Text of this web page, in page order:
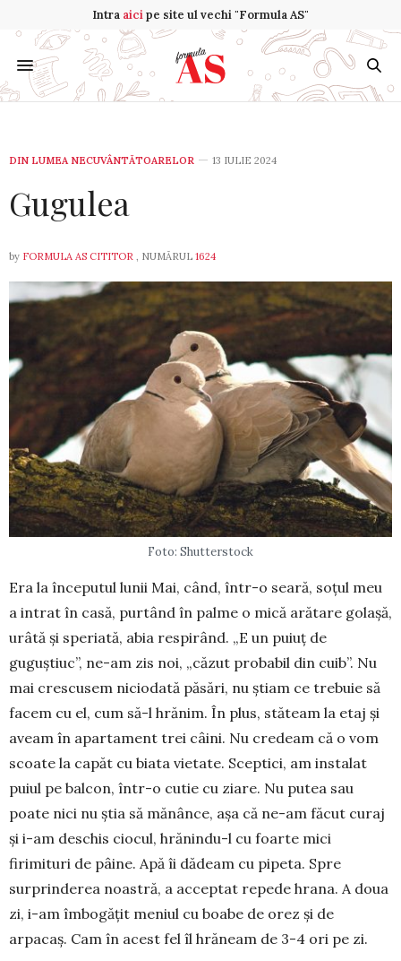
Intra aicipe site ul vechi "Formula AS"
DIN LUMEA NECUVÂNTĂTOARELOR 13 IULIE 2024
Gugulea
by FORMULA AS CITITOR , NUMĂRUL 1624
Foto: Shutterstock
Era la începutul lunii Mai, când, în­tr-o seară, soțul meu
a intrat în ca­să, purtând în palme o mică arătare golașă,
urâtă și speriată, abia respirând. „E un puiuț de
guguștiuc”, ne-am zis noi, „că­zut probabil din cuib”. Nu
mai crescusem niciodată păsări, nu știam ce trebuie să
facem cu el, cum să-l hrănim. În plus, stăteam la etaj și
aveam în apartament trei câini. Nu credeam că o vom
scoate la capăt cu biata vietate. Sceptici, am instalat
puiul pe balcon, într-o cutie cu ziare. Nu putea sau
poate nici nu știa să mănânce, așa că ne-am făcut curaj
și i-am deschis ciocul, hrănindu-l cu foarte mici
firimituri de pâine. Apă îi dădeam cu pipeta. Spre
surprinderea noastră, a acceptat repede hrana. A doua
zi, i-am îmbogățit meniul cu boabe de orez și de
arpacaș. Cam în acest fel îl hrăneam de 3-4 ori pe zi.